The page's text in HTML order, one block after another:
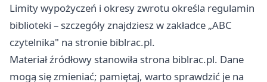
Limity wypożyczeń i okresy zwrotu określa regulamin
biblioteki – szczegóły znajdziesz w zakładce „ABC
czytelnika" na stronie biblrac.pl.
Materiał źródłowy stanowiła strona biblrac.pl. Dane
mogą się zmieniać; pamiętaj, warto sprawdzić je na